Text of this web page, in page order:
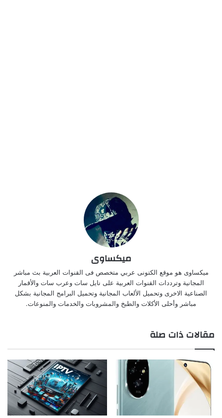
ميكساوى
ميكساوى هو موقع الكتونى عربي متخصص فى القنوات العربية بث مباشر
المجانية وترددات القنوات العربية على نايل سات وعرب سات والأقمار
الصناعية الاخرى وتحميل الألعاب المجانية وتحميل البرامج المجانية بشكل
مباشر وأحلى الأكلات والطبخ والمشروبات والخدمات والمنوعات.
مقالات ذات صلة